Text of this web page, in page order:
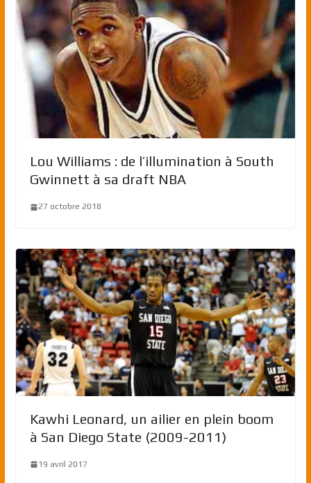
Lou Williams : de l’illumination à South
Gwinnett à sa draft NBA
27 octobre 2018
Kawhi Leonard, un ailier en plein boom
à San Diego State (2009-2011)
19 avril 2017